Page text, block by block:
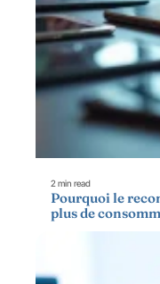
2 min read
Pourquoi le
plus de